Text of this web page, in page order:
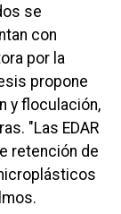
se
con
por la
propone
y floculación,
"Las EDAR
retención de